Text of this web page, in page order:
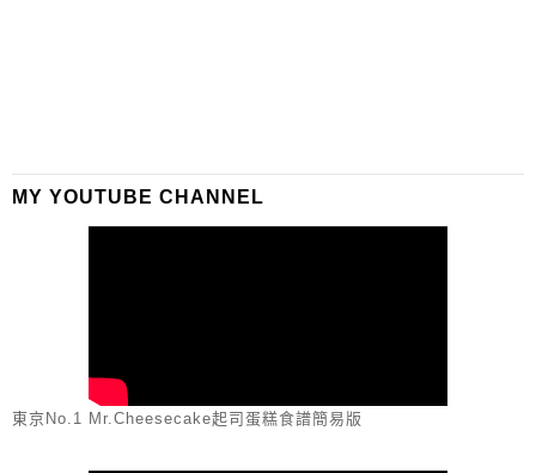
MY YOUTUBE CHANNEL
東京No.1 Mr.Cheesecake起司蛋糕食譜簡易版